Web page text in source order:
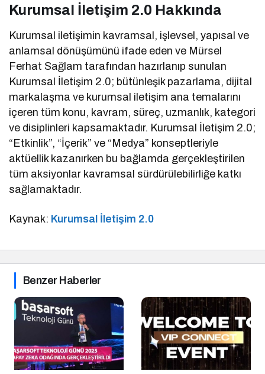
Kurumsal İletişim 2.0 Hakkında
Kurumsal iletişimin kavramsal, işlevsel, yapısal ve
anlamsal dönüşümünü ifade eden ve Mürsel
Ferhat Sağlam tarafından hazırlanıp sunulan
Kurumsal İletişim 2.0; bütünleşik pazarlama, dijital
markalaşma ve kurumsal iletişim ana temalarını
içeren tüm konu, kavram, süreç, uzmanlık, kategori
ve disiplinleri kapsamaktadır. Kurumsal İletişim 2.0;
“Etkinlik”, “İçerik” ve “Medya” konseptleriyle
aktüellik kazanırken bu bağlamda gerçekleştirilen
tüm aksiyonlar kavramsal sürdürülebilirliğe katkı
sağlamaktadır.
Kaynak: Kurumsal İletişim 2.0
Benzer Haberler